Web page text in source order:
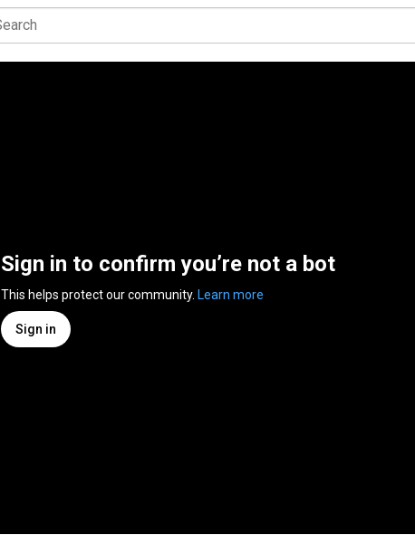
Sign in to confirm you’re not a bot
This helps protect our community. Learn more
Sign in